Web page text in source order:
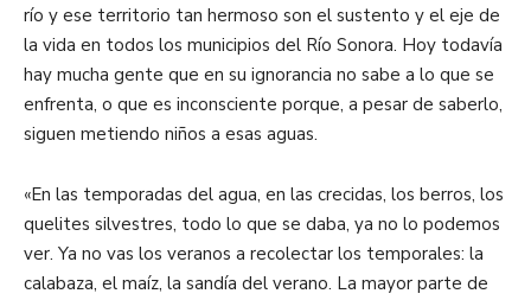
río y ese territorio tan hermoso son el sustento y el eje de
la vida en todos los municipios del Río Sonora. Hoy todavía
hay mucha gente que en su ignorancia no sabe a lo que se
enfrenta, o que es inconsciente porque, a pesar de saberlo,
siguen metiendo niños a esas aguas.
«En las temporadas del agua, en las crecidas, los berros, los
quelites silvestres, todo lo que se daba, ya no lo podemos
ver. Ya no vas los veranos a recolectar los temporales: la
calabaza, el maíz, la sandía del verano. La mayor parte de